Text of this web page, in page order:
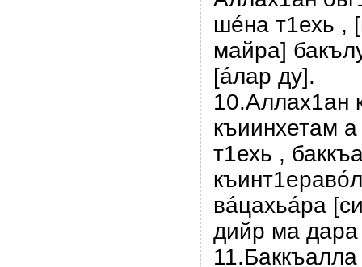
шéна т1ехь ,
майра]
[áлар ду].
10.Аллах1ан
къиинхетам
т1ехь ,
вáцахьáра
дийр ма